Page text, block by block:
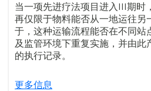
当一项先进疗法项目进入III期时
再仅限于物料能否从一地运往另
于，这种运输流程能否在不同站
及监管环境下重复实施，并由此
的执行记录。
更多信息